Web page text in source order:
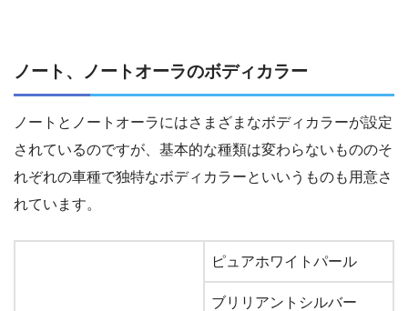
ノート、ノートオーラのボディカラー
ノートとノートオーラにはさまざまなボディカラーが設定
されているのですが、基本的な種類は変わらないもののそ
れぞれの車種で独特なボディカラーといいうものも用意さ
れています。
ピュアホワイトパール
ブリリアントシルバー